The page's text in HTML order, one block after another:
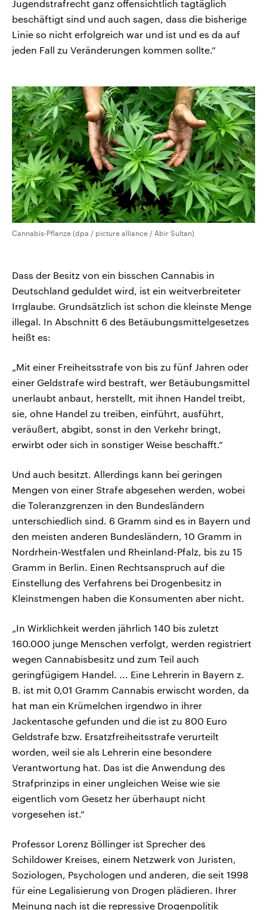
Jugendstrafrecht ganz offensichtlich tagtäglich
beschäftigt sind und auch sagen, dass die bisherige
Linie so nicht erfolgreich war und ist und es da auf
jeden Fall zu Veränderungen kommen sollte.“
Cannabis-Pflanze (dpa / picture alliance / Abir Sultan)
Dass der Besitz von ein bisschen Cannabis in
Deutschland geduldet wird, ist ein weitverbreiteter
Irrglaube. Grundsätzlich ist schon die kleinste Menge
illegal. In Abschnitt 6 des Betäubungsmittelgesetzes
heißt es:
„Mit einer Freiheitsstrafe von bis zu fünf Jahren oder
einer Geldstrafe wird bestraft, wer Betäubungsmittel
unerlaubt anbaut, herstellt, mit ihnen Handel treibt,
sie, ohne Handel zu treiben, einführt, ausführt,
veräußert, abgibt, sonst in den Verkehr bringt,
erwirbt oder sich in sonstiger Weise beschafft.“
Und auch besitzt. Allerdings kann bei geringen
Mengen von einer Strafe abgesehen werden, wobei
die Toleranzgrenzen in den Bundesländern
unterschiedlich sind. 6 Gramm sind es in Bayern und
den meisten anderen Bundesländern, 10 Gramm in
Nordrhein-Westfalen und Rheinland-Pfalz, bis zu 15
Gramm in Berlin. Einen Rechtsanspruch auf die
Einstellung des Verfahrens bei Drogenbesitz in
Kleinstmengen haben die Konsumenten aber nicht.
„In Wirklichkeit werden jährlich 140 bis zuletzt
160.000 junge Menschen verfolgt, werden registriert
wegen Cannabisbesitz und zum Teil auch
geringfügigem Handel. ... Eine Lehrerin in Bayern z.
B. ist mit 0,01 Gramm Cannabis erwischt worden, da
hat man ein Krümelchen irgendwo in ihrer
Jackentasche gefunden und die ist zu 800 Euro
Geldstrafe bzw. Ersatzfreiheitsstrafe verurteilt
worden, weil sie als Lehrerin eine besondere
Verantwortung hat. Das ist die Anwendung des
Strafprinzips in einer ungleichen Weise wie sie
eigentlich vom Gesetz her überhaupt nicht
vorgesehen ist.“
Professor Lorenz Böllinger ist Sprecher des
Schildower Kreises, einem Netzwerk von Juristen,
Soziologen, Psychologen und anderen, die seit 1998
für eine Legalisierung von Drogen plädieren. Ihrer
Meinung nach ist die repressive Drogenpolitik